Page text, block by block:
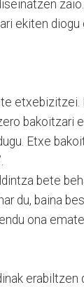
ekiten
etxebizitzei.
bakoitzari
Etxe
bete
du, baina
ona